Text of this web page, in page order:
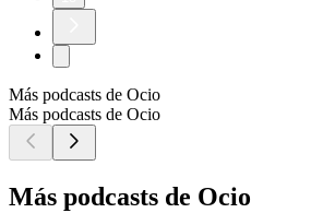
Más podcasts de Ocio
Más podcasts de Ocio
Más podcasts de Ocio